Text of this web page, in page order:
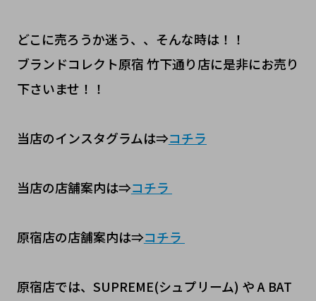
どこに売ろうか迷う、、そんな時は！！
ブランドコレクト原宿 竹下通り店に是非にお売り
下さいませ！！
当店のインスタグラムは⇒コチラ
当店の店舗案内は⇒コチラ
原宿店の店舗案内は⇒コチラ
原宿店では、SUPREME(シュプリーム) や A BAT